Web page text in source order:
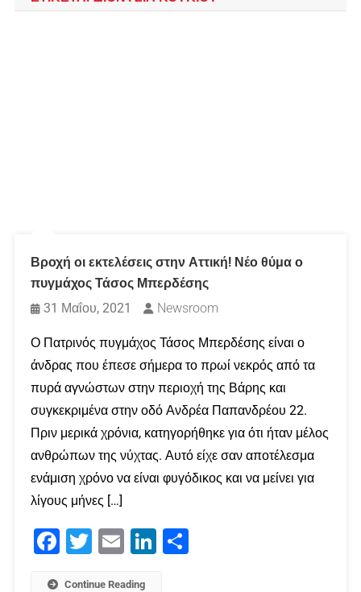
Βροχή οι εκτελέσεις στην Αττική! Νέο θύμα ο
πυγμάχος Τάσος Μπερδέσης
31 Μαΐου, 2021
Newsroom
Ο Πατρινός πυγμάχος Τάσος Μπερδέσης είναι ο
άνδρας που έπεσε σήμερα το πρωί νεκρός από τα
πυρά αγνώστων στην περιοχή της Βάρης και
συγκεκριμένα στην οδό Ανδρέα Παπανδρέου 22.
Πριν μερικά χρόνια, κατηγορήθηκε για ότι ήταν μέλος
ανθρώπων της νύχτας. Αυτό είχε σαν αποτέλεσμα
ενάμιση χρόνο να είναι φυγόδικος και να μείνει για
λίγους μήνες […]
Facebook
Twitter Email LinkedIn
Continue Reading